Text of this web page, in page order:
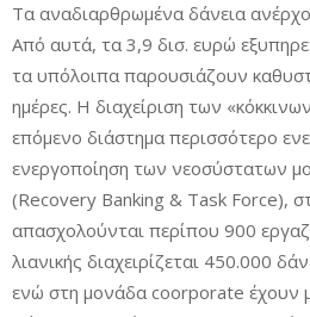
Τα αναδιαρθρωμένα δάνεια
Από αυτά, τα 3,9 δισ. ευρώ
τα υπόλοιπα παρουσιάζουν
ημέρες. Η διαχείριση των
επόμενο διάστημα περισσότερο
ενεργοποίηση των νεοσύστατων
(Recovery Banking & Task Force),
απασχολούνται περίπου 900
λιανικής διαχειρίζεται 450.000
ενώ στη μονάδα coorporate έχουν